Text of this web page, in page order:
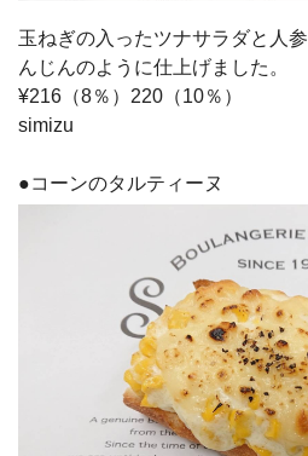
玉ねぎの入ったツナサラダと人
んじんのように仕上げました。
¥216（8％）220（10％）
simizu
●コーンのタルティーヌ